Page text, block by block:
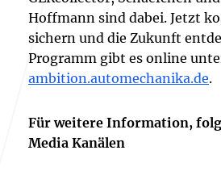
Hoffmann sind dabei. Jetzt
sichern und die Zukunft
Programm gibt es online
ambition.automechanika.de.
Für weitere Information,
Media Kanälen